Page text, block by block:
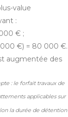
value
:
€ ;
€) = 80 000 €.
augmentée des
: le forfait travaux de
applicables sur
la durée de détention